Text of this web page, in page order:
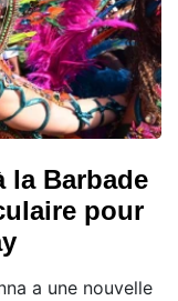
la Barbade
pour
a une nouvelle